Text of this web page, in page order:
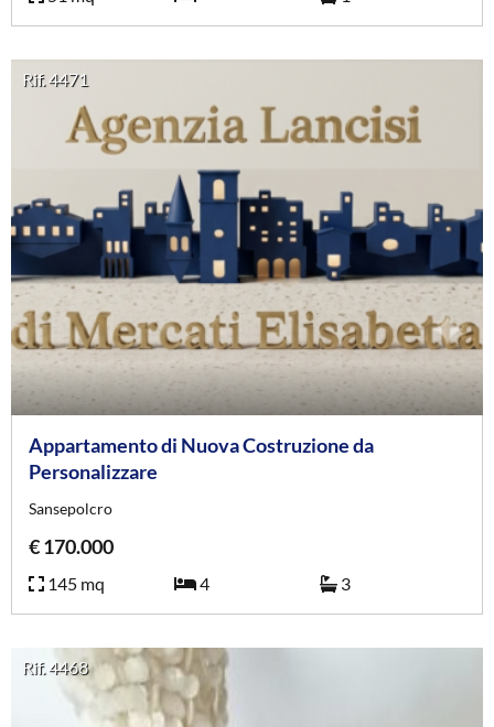
Rif. 4471
Appartamento di Nuova Costruzione da
Personalizzare
Sansepolcro
€ 170.000
145 mq 4 3
Rif. 4468